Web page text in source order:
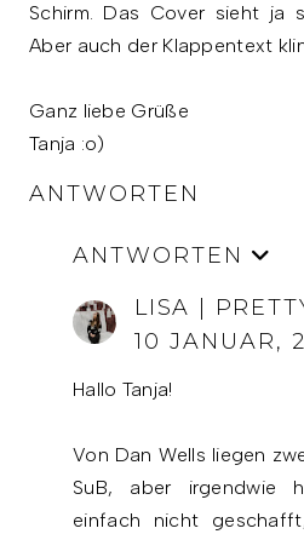
Schirm. Das Cover sieht ja
Aber auch der Klappentext
Ganz liebe Grüße
Tanja :o)
ANTWORTEN
ANTWORTEN
LISA |
10 JANUAR,
Hallo Tanja!
Von Dan Wells liegen
SuB, aber irgendwie
einfach nicht